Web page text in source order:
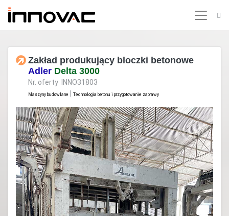
Zakład produkujący bloczki betonowe
Adler Delta 3000
Nr. oferty INNO31803
Maszyny budowlane Technologia betonu i przygotowanie zaprawy